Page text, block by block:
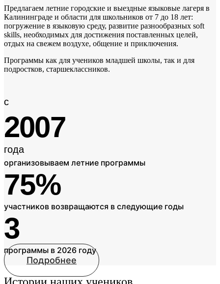
Предлагаем летние городские и выездные языковые лагеря в
Калининграде и области для школьников от 7 до 18 лет:
погружение в языковую среду, развитие разнообразных soft
skills, необходимых для достижения поставленных целей,
отдых на свежем воздухе, общение и приключения.
Программы как для учеников младшей школы, так и для
подростков, старшеклассников.
с
2007
года
организовываем летние программы
75%
участников возвращаются в следующие годы
3
программы в 2026 году
Подробнее